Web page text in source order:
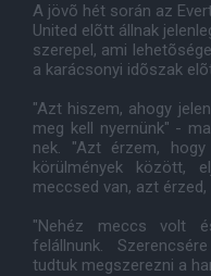
A jövõ hét során az
United elõtt állnak
szerepel, ami
a karácsonyi idõszak
"Azt hiszem, ahogy
meg kell nyernünk" -
nek. "Azt érzem,
körülmények között,
meccsed van, azt
"Nehéz meccs volt
felállnunk.
tudtuk megszerezni a